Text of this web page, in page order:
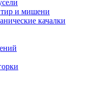
и мишени
качалки